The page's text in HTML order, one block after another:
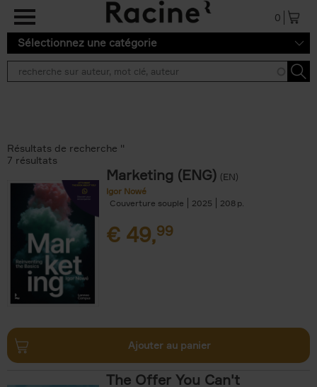
Aller au contenu principal
0
Sélectionnez une catégorie
Résultats de recherche ''
7 résultats
Marketing (ENG) (EN)
Igor Nowé
Couverture souple
2025 208
€ 49,99
Ajouter au panier
The Offer You Can't